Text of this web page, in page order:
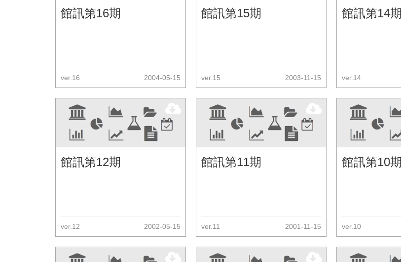
館訊第16期
ver.16 2004-05-15
館訊第15期
ver.15 2003-11-15
館訊第14期
ver.14
館訊第12期
ver.12 2002-05-15
館訊第11期
ver.11 2001-11-15
館訊第10期
ver.10